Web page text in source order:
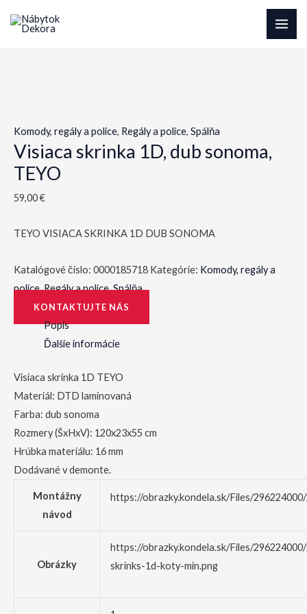
Komody, regály a police, Regály a police, Spálňa
Visiaca skrinka 1D, dub sonoma,
TEYO
59,00€
TEYO VISIACA SKRINKA 1D DUB SONOMA
Katalógové číslo: 0000185718 Kategórie: Komody, regály a
police,Regály a police,Spálňa
KONTAKTUJTE NÁS
Popis
Ďalšie informácie
Visiaca skrinka 1D TEYO
Materiál: DTD laminovaná
Farba: dub sonoma
Rozmery (ŠxHxV): 120x23x55 cm
Hrúbka materiálu: 16 mm
Dodávané v demonte.
Montážny
návod
https://obrazky.kondela.sk/Files/
Obrázky
https://obrazky.kondela.sk/Files/
skrinks-1d-koty-min.png